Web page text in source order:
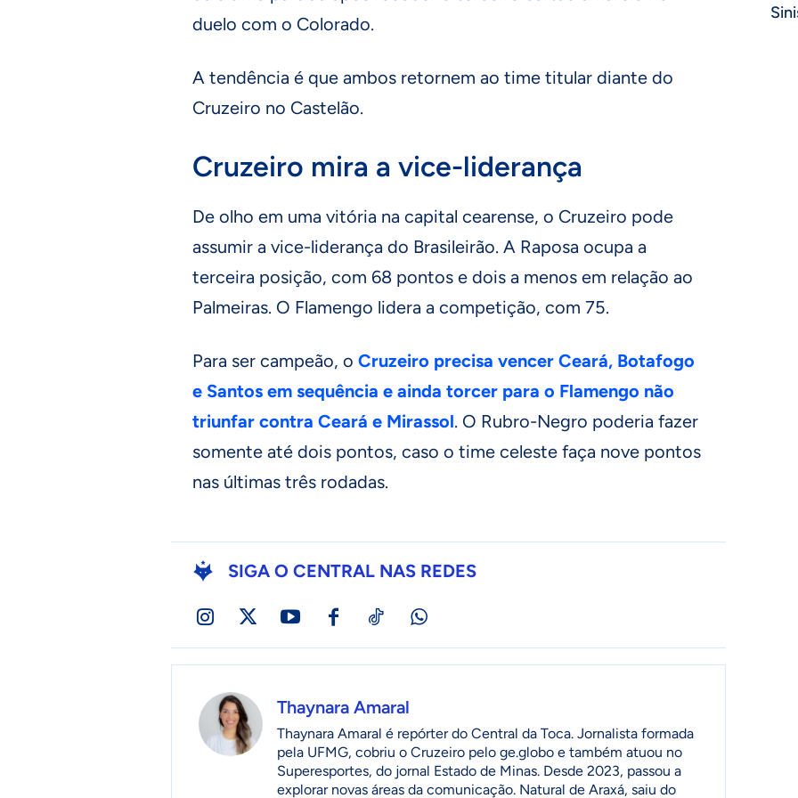
duelo com o Colorado.
A tendência é que ambos retornem ao time titular diante do
Cruzeiro no Castelão.
Cruzeiro mira a vice-liderança
De olho em uma vitória na capital cearense, o Cruzeiro pode
assumir a vice-liderança do Brasileirão. A Raposa ocupa a
terceira posição, com 68 pontos e dois a menos em relação ao
Palmeiras. O Flamengo lidera a competição, com 75.
Para ser campeão, o Cruzeiro precisa vencer Ceará, Botafogo
e Santos em sequência e ainda torcer para o Flamengo não
triunfar contra Ceará e Mirassol. O Rubro-Negro poderia fazer
somente até dois pontos, caso o time celeste faça nove pontos
nas últimas três rodadas.
SIGA O CENTRAL NAS REDES
Thaynara Amaral
Thaynara Amaral é repórter do Central da Toca. Jornalista formada
pela UFMG, cobriu o Cruzeiro pelo ge.globo e também atuou no
Superesportes, do jornal Estado de Minas. Desde 2023, passou a
explorar novas áreas da comunicação. Natural de Araxá, saiu do